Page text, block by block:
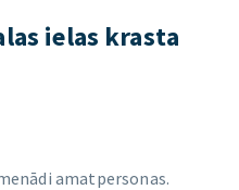
ielas krasta
amatpersonas.